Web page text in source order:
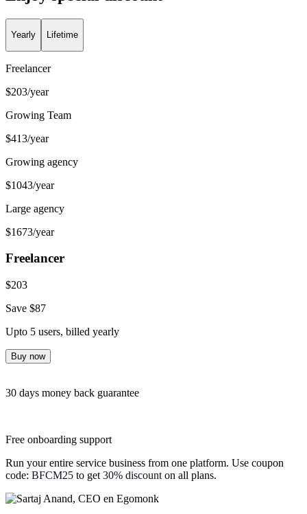
Yearly Lifetime
Freelancer
$203/year
Growing Team
$413/year
Growing agency
$1043/year
Large agency
$1673/year
Freelancer
$203
Save $87
Upto 5 users, billed yearly
Buy now
30 days money back guarantee
Free onboarding support
Run your entire service business from one platform. Use coupon
code: BFCM25 to get 30% discount on all plans.